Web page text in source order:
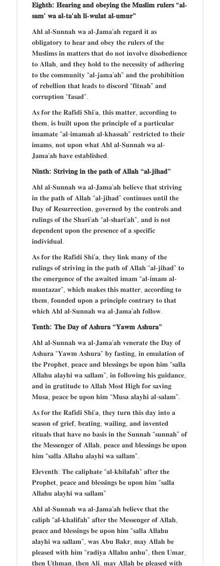
𝐄𝐢𝐠𝐡𝐭𝐡: 𝐇𝐞𝐚𝐫𝐢𝐧𝐠 𝐚𝐧𝐝 𝐨𝐛𝐞𝐲𝐢𝐧𝐠 𝐭𝐡𝐞 𝐌𝐮𝐬𝐥𝐢𝐦 𝐫𝐮𝐥𝐞𝐫𝐬 “𝐚𝐥-
𝐬𝐚𝐦’ 𝐰𝐚 𝐚𝐥-𝐭𝐚’𝐚𝐡 𝐥𝐢-𝐰𝐮𝐥𝐚𝐭 𝐚𝐥-𝐮𝐦𝐮𝐫”
𝐀𝐡𝐥 𝐚𝐥-𝐒𝐮𝐧𝐧𝐚𝐡 𝐰𝐚 𝐚𝐥-𝐉𝐚𝐦𝐚’𝐚𝐡 𝐫𝐞𝐠𝐚𝐫𝐝 𝐢𝐭 𝐚𝐬
𝐨𝐛𝐥𝐢𝐠𝐚𝐭𝐨𝐫𝐲 𝐭𝐨 𝐡𝐞𝐚𝐫 𝐚𝐧𝐝 𝐨𝐛𝐞𝐲 𝐭𝐡𝐞 𝐫𝐮𝐥𝐞𝐫𝐬 𝐨𝐟 𝐭𝐡𝐞
𝐌𝐮𝐬𝐥𝐢𝐦𝐬 𝐢𝐧 𝐦𝐚𝐭𝐭𝐞𝐫𝐬 𝐭𝐡𝐚𝐭 𝐝𝐨 𝐧𝐨𝐭 𝐢𝐧𝐯𝐨𝐥𝐯𝐞 𝐝𝐢𝐬𝐨𝐛𝐞𝐝𝐢𝐞𝐧𝐜𝐞
𝐭𝐨 𝐀𝐥𝐥𝐚𝐡, 𝐚𝐧𝐝 𝐭𝐡𝐞𝐲 𝐡𝐨𝐥𝐝 𝐭𝐨 𝐭𝐡𝐞 𝐧𝐞𝐜𝐞𝐬𝐬𝐢𝐭𝐲 𝐨𝐟 𝐚𝐝𝐡𝐞𝐫𝐢𝐧𝐠
𝐭𝐨 𝐭𝐡𝐞 𝐜𝐨𝐦𝐦𝐮𝐧𝐢𝐭𝐲 “𝐚𝐥-𝐣𝐚𝐦𝐚’𝐚𝐡” 𝐚𝐧𝐝 𝐭𝐡𝐞 𝐩𝐫𝐨𝐡𝐢𝐛𝐢𝐭𝐢𝐨𝐧
𝐨𝐟 𝐫𝐞𝐛𝐞𝐥𝐥𝐢𝐨𝐧 𝐭𝐡𝐚𝐭 𝐥𝐞𝐚𝐝𝐬 𝐭𝐨 𝐝𝐢𝐬𝐜𝐨𝐫𝐝 “𝐟𝐢𝐭𝐧𝐚𝐡” 𝐚𝐧𝐝
𝐜𝐨𝐫𝐫𝐮𝐩𝐭𝐢𝐨𝐧 “𝐟𝐚𝐬𝐚𝐝”.
𝐀𝐬 𝐟𝐨𝐫 𝐭𝐡𝐞 𝐑𝐚𝐟𝐢𝐝𝐢 𝐒𝐡𝐢’𝐚, 𝐭𝐡𝐢𝐬 𝐦𝐚𝐭𝐭𝐞𝐫, 𝐚𝐜𝐜𝐨𝐫𝐝𝐢𝐧𝐠 𝐭𝐨
𝐭𝐡𝐞𝐦, 𝐢𝐬 𝐛𝐮𝐢𝐥𝐭 𝐮𝐩𝐨𝐧 𝐭𝐡𝐞 𝐩𝐫𝐢𝐧𝐜𝐢𝐩𝐥𝐞 𝐨𝐟 𝐚 𝐩𝐚𝐫𝐭𝐢𝐜𝐮𝐥𝐚𝐫
𝐢𝐦𝐚𝐦𝐚𝐭𝐞 “𝐚𝐥-𝐢𝐦𝐚𝐦𝐚𝐡 𝐚𝐥-𝐤𝐡𝐚𝐬𝐬𝐚𝐡” 𝐫𝐞𝐬𝐭𝐫𝐢𝐜𝐭𝐞𝐝 𝐭𝐨 𝐭𝐡𝐞𝐢𝐫
𝐢𝐦𝐚𝐦𝐬, 𝐧𝐨𝐭 𝐮𝐩𝐨𝐧 𝐰𝐡𝐚𝐭 𝐀𝐡𝐥 𝐚𝐥-𝐒𝐮𝐧𝐧𝐚𝐡 𝐰𝐚 𝐚𝐥-
𝐉𝐚𝐦𝐚’𝐚𝐡 𝐡𝐚𝐯𝐞 𝐞𝐬𝐭𝐚𝐛𝐥𝐢𝐬𝐡𝐞𝐝.
𝐍𝐢𝐧𝐭𝐡: 𝐒𝐭𝐫𝐢𝐯𝐢𝐧𝐠 𝐢𝐧 𝐭𝐡𝐞 𝐩𝐚𝐭𝐡 𝐨𝐟 𝐀𝐥𝐥𝐚𝐡 “𝐚𝐥-𝐣𝐢𝐡𝐚𝐝”
𝐀𝐡𝐥 𝐚𝐥-𝐒𝐮𝐧𝐧𝐚𝐡 𝐰𝐚 𝐚𝐥-𝐉𝐚𝐦𝐚’𝐚𝐡 𝐛𝐞𝐥𝐢𝐞𝐯𝐞 𝐭𝐡𝐚𝐭 𝐬𝐭𝐫𝐢𝐯𝐢𝐧𝐠
𝐢𝐧 𝐭𝐡𝐞 𝐩𝐚𝐭𝐡 𝐨𝐟 𝐀𝐥𝐥𝐚𝐡 “𝐚𝐥-𝐣𝐢𝐡𝐚𝐝” 𝐜𝐨𝐧𝐭𝐢𝐧𝐮𝐞𝐬 𝐮𝐧𝐭𝐢𝐥 𝐭𝐡𝐞
𝐃𝐚𝐲 𝐨𝐟 𝐑𝐞𝐬𝐮𝐫𝐫𝐞𝐜𝐭𝐢𝐨𝐧, 𝐠𝐨𝐯𝐞𝐫𝐧𝐞𝐝 𝐛𝐲 𝐭𝐡𝐞 𝐜𝐨𝐧𝐭𝐫𝐨𝐥𝐬 𝐚𝐧𝐝
𝐫𝐮𝐥𝐢𝐧𝐠𝐬 𝐨𝐟 𝐭𝐡𝐞 𝐒𝐡𝐚𝐫𝐢’𝐚𝐡 “𝐚𝐥-𝐬𝐡𝐚𝐫𝐢’𝐚𝐡”, 𝐚𝐧𝐝 𝐢𝐬 𝐧𝐨𝐭
𝐝𝐞𝐩𝐞𝐧𝐝𝐞𝐧𝐭 𝐮𝐩𝐨𝐧 𝐭𝐡𝐞 𝐩𝐫𝐞𝐬𝐞𝐧𝐜𝐞 𝐨𝐟 𝐚 𝐬𝐩𝐞𝐜𝐢𝐟𝐢𝐜
𝐢𝐧𝐝𝐢𝐯𝐢𝐝𝐮𝐚𝐥.
𝐀𝐬 𝐟𝐨𝐫 𝐭𝐡𝐞 𝐑𝐚𝐟𝐢𝐝𝐢 𝐒𝐡𝐢’𝐚, 𝐭𝐡𝐞𝐲 𝐥𝐢𝐧𝐤 𝐦𝐚𝐧𝐲 𝐨𝐟 𝐭𝐡𝐞
𝐫𝐮𝐥𝐢𝐧𝐠𝐬 𝐨𝐟 𝐬𝐭𝐫𝐢𝐯𝐢𝐧𝐠 𝐢𝐧 𝐭𝐡𝐞 𝐩𝐚𝐭𝐡 𝐨𝐟 𝐀𝐥𝐥𝐚𝐡 “𝐚𝐥-𝐣𝐢𝐡𝐚𝐝” 𝐭𝐨
𝐭𝐡𝐞 𝐞𝐦𝐞𝐫𝐠𝐞𝐧𝐜𝐞 𝐨𝐟 𝐭𝐡𝐞 𝐚𝐰𝐚𝐢𝐭𝐞𝐝 𝐢𝐦𝐚𝐦 “𝐚𝐥-𝐢𝐦𝐚𝐦 𝐚𝐥-
𝐦𝐮𝐧𝐭𝐚𝐳𝐚𝐫”, 𝐰𝐡𝐢𝐜𝐡 𝐦𝐚𝐤𝐞𝐬 𝐭𝐡𝐢𝐬 𝐦𝐚𝐭𝐭𝐞𝐫, 𝐚𝐜𝐜𝐨𝐫𝐝𝐢𝐧𝐠 𝐭𝐨
𝐭𝐡𝐞𝐦, 𝐟𝐨𝐮𝐧𝐝𝐞𝐝 𝐮𝐩𝐨𝐧 𝐚 𝐩𝐫𝐢𝐧𝐜𝐢𝐩𝐥𝐞 𝐜𝐨𝐧𝐭𝐫𝐚𝐫𝐲 𝐭𝐨 𝐭𝐡𝐚𝐭
𝐰𝐡𝐢𝐜𝐡 𝐀𝐡𝐥 𝐚𝐥-𝐒𝐮𝐧𝐧𝐚𝐡 𝐰𝐚 𝐚𝐥-𝐉𝐚𝐦𝐚’𝐚𝐡 𝐟𝐨𝐥𝐥𝐨𝐰.
𝐓𝐞𝐧𝐭𝐡: 𝐓𝐡𝐞 𝐃𝐚𝐲 𝐨𝐟 𝐀𝐬𝐡𝐮𝐫𝐚 “𝐘𝐚𝐰𝐦 𝐀𝐬𝐡𝐮𝐫𝐚”
𝐀𝐡𝐥 𝐚𝐥-𝐒𝐮𝐧𝐧𝐚𝐡 𝐰𝐚 𝐚𝐥-𝐉𝐚𝐦𝐚’𝐚𝐡 𝐯𝐞𝐧𝐞𝐫𝐚𝐭𝐞 𝐭𝐡𝐞 𝐃𝐚𝐲 𝐨𝐟
𝐀𝐬𝐡𝐮𝐫𝐚 “𝐘𝐚𝐰𝐦 𝐀𝐬𝐡𝐮𝐫𝐚” 𝐛𝐲 𝐟𝐚𝐬𝐭𝐢𝐧𝐠, 𝐢𝐧 𝐞𝐦𝐮𝐥𝐚𝐭𝐢𝐨𝐧 𝐨𝐟
𝐭𝐡𝐞 𝐏𝐫𝐨𝐩𝐡𝐞𝐭, 𝐩𝐞𝐚𝐜𝐞 𝐚𝐧𝐝 𝐛𝐥𝐞𝐬𝐬𝐢𝐧𝐠𝐬 𝐛𝐞 𝐮𝐩𝐨𝐧 𝐡𝐢𝐦 “𝐬𝐚𝐥𝐥𝐚
𝐀𝐥𝐥𝐚𝐡𝐮 𝐚𝐥𝐚𝐲𝐡𝐢 𝐰𝐚 𝐬𝐚𝐥𝐥𝐚𝐦”, 𝐢𝐧 𝐟𝐨𝐥𝐥𝐨𝐰𝐢𝐧𝐠 𝐡𝐢𝐬 𝐠𝐮𝐢𝐝𝐚𝐧𝐜𝐞,
𝐚𝐧𝐝 𝐢𝐧 𝐠𝐫𝐚𝐭𝐢𝐭𝐮𝐝𝐞 𝐭𝐨 𝐀𝐥𝐥𝐚𝐡 𝐌𝐨𝐬𝐭 𝐇𝐢𝐠𝐡 𝐟𝐨𝐫 𝐬𝐚𝐯𝐢𝐧𝐠
𝐌𝐮𝐬𝐚, 𝐩𝐞𝐚𝐜𝐞 𝐛𝐞 𝐮𝐩𝐨𝐧 𝐡𝐢𝐦 “𝐌𝐮𝐬𝐚 𝐚𝐥𝐚𝐲𝐡𝐢 𝐚𝐥-𝐬𝐚𝐥𝐚𝐦”.
𝐀𝐬 𝐟𝐨𝐫 𝐭𝐡𝐞 𝐑𝐚𝐟𝐢𝐝𝐢 𝐒𝐡𝐢’𝐚, 𝐭𝐡𝐞𝐲 𝐭𝐮𝐫𝐧 𝐭𝐡𝐢𝐬 𝐝𝐚𝐲 𝐢𝐧𝐭𝐨 𝐚
𝐬𝐞𝐚𝐬𝐨𝐧 𝐨𝐟 𝐠𝐫𝐢𝐞𝐟, 𝐛𝐞𝐚𝐭𝐢𝐧𝐠, 𝐰𝐚𝐢𝐥𝐢𝐧𝐠, 𝐚𝐧𝐝 𝐢𝐧𝐯𝐞𝐧𝐭𝐞𝐝
𝐫𝐢𝐭𝐮𝐚𝐥𝐬 𝐭𝐡𝐚𝐭 𝐡𝐚𝐯𝐞 𝐧𝐨 𝐛𝐚𝐬𝐢𝐬 𝐢𝐧 𝐭𝐡𝐞 𝐒𝐮𝐧𝐧𝐚𝐡 “𝐬𝐮𝐧𝐧𝐚𝐡” 𝐨𝐟
𝐭𝐡𝐞 𝐌𝐞𝐬𝐬𝐞𝐧𝐠𝐞𝐫 𝐨𝐟 𝐀𝐥𝐥𝐚𝐡, 𝐩𝐞𝐚𝐜𝐞 𝐚𝐧𝐝 𝐛𝐥𝐞𝐬𝐬𝐢𝐧𝐠𝐬 𝐛𝐞 𝐮𝐩𝐨𝐧
𝐡𝐢𝐦 “𝐬𝐚𝐥𝐥𝐚 𝐀𝐥𝐥𝐚𝐡𝐮 𝐚𝐥𝐚𝐲𝐡𝐢 𝐰𝐚 𝐬𝐚𝐥𝐥𝐚𝐦”.
𝐄𝐥𝐞𝐯𝐞𝐧𝐭𝐡: 𝐓𝐡𝐞 𝐜𝐚𝐥𝐢𝐩𝐡𝐚𝐭𝐞 “𝐚𝐥-𝐤𝐡𝐢𝐥𝐚𝐟𝐚𝐡” 𝐚𝐟𝐭𝐞𝐫 𝐭𝐡𝐞
𝐏𝐫𝐨𝐩𝐡𝐞𝐭, 𝐩𝐞𝐚𝐜𝐞 𝐚𝐧𝐝 𝐛𝐥𝐞𝐬𝐬𝐢𝐧𝐠𝐬 𝐛𝐞 𝐮𝐩𝐨𝐧 𝐡𝐢𝐦 “𝐬𝐚𝐥𝐥𝐚
𝐀𝐥𝐥𝐚𝐡𝐮 𝐚𝐥𝐚𝐲𝐡𝐢 𝐰𝐚 𝐬𝐚𝐥𝐥𝐚𝐦”
𝐀𝐡𝐥 𝐚𝐥-𝐒𝐮𝐧𝐧𝐚𝐡 𝐰𝐚 𝐚𝐥-𝐉𝐚𝐦𝐚’𝐚𝐡 𝐛𝐞𝐥𝐢𝐞𝐯𝐞 𝐭𝐡𝐚𝐭 𝐭𝐡𝐞
𝐜𝐚𝐥𝐢𝐩𝐡 “𝐚𝐥-𝐤𝐡𝐚𝐥𝐢𝐟𝐚𝐡” 𝐚𝐟𝐭𝐞𝐫 𝐭𝐡𝐞 𝐌𝐞𝐬𝐬𝐞𝐧𝐠𝐞𝐫 𝐨𝐟 𝐀𝐥𝐥𝐚𝐡,
𝐩𝐞𝐚𝐜𝐞 𝐚𝐧𝐝 𝐛𝐥𝐞𝐬𝐬𝐢𝐧𝐠𝐬 𝐛𝐞 𝐮𝐩𝐨𝐧 𝐡𝐢𝐦 “𝐬𝐚𝐥𝐥𝐚 𝐀𝐥𝐥𝐚𝐡𝐮
𝐚𝐥𝐚𝐲𝐡𝐢 𝐰𝐚 𝐬𝐚𝐥𝐥𝐚𝐦”, 𝐰𝐚𝐬 𝐀𝐛𝐮 𝐁𝐚𝐤𝐫, 𝐦𝐚𝐲 𝐀𝐥𝐥𝐚𝐡 𝐛𝐞
𝐩𝐥𝐞𝐚𝐬𝐞𝐝 𝐰𝐢𝐭𝐡 𝐡𝐢𝐦 “𝐫𝐚𝐝𝐢𝐲𝐚 𝐀𝐥𝐥𝐚𝐡𝐮 𝐚𝐧𝐡𝐮”, 𝐭𝐡𝐞𝐧 𝐔𝐦𝐚𝐫,
𝐭𝐡𝐞𝐧 𝐔𝐭𝐡𝐦𝐚𝐧, 𝐭𝐡𝐞𝐧 𝐀𝐥𝐢, 𝐦𝐚𝐲 𝐀𝐥𝐥𝐚𝐡 𝐛𝐞 𝐩𝐥𝐞𝐚𝐬𝐞𝐝 𝐰𝐢𝐭𝐡